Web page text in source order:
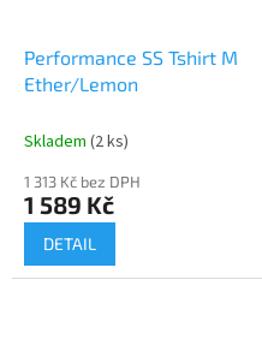
Performance SS Tshirt M
Ether/Lemon
Skladem (2 ks)
1 313 Kč bez DPH
1 589 Kč
DETAIL